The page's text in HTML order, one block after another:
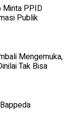
Minta PPID
Publik
Mengemuka,
Tak Bisa